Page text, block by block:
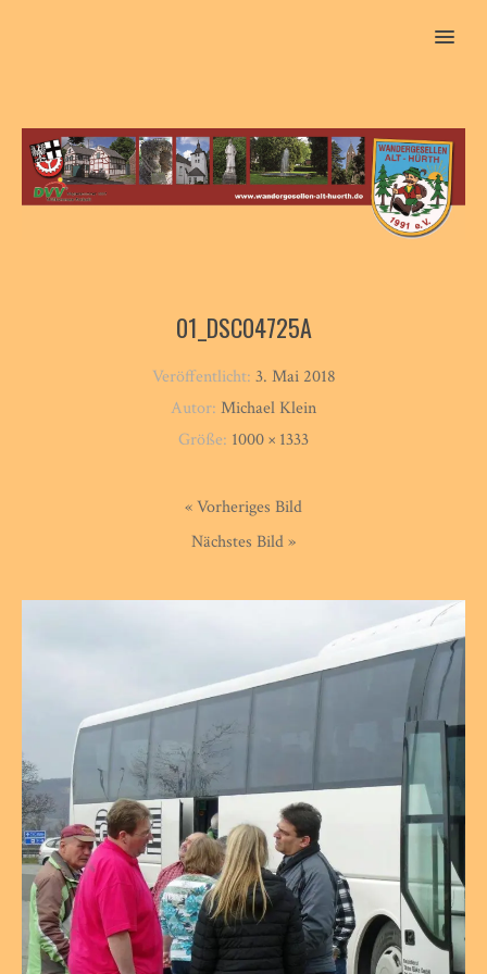
MENU
01_DSC04725A
Veröffentlicht: 3. Mai 2018
Autor: Michael Klein
Größe: 1000 × 1333
« Vorheriges Bild
Nächstes Bild »